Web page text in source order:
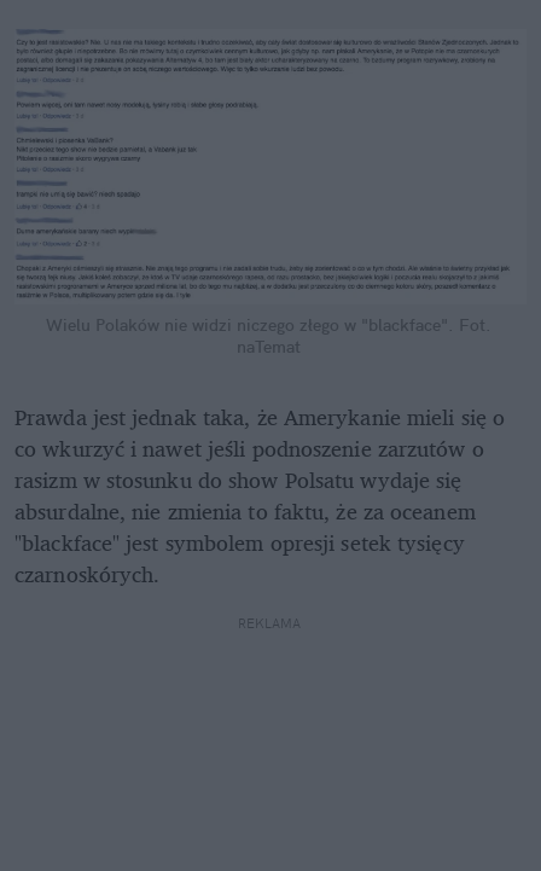
Wielu Polaków nie widzi niczego złego w "blackface". Fot.
naTemat
Prawda jest jednak taka, że Amerykanie mieli się o
co wkurzyć i nawet jeśli podnoszenie zarzutów o
rasizm w stosunku do show Polsatu wydaje się
absurdalne, nie zmienia to faktu, że za oceanem
"blackface" jest symbolem opresji setek tysięcy
czarnoskórych.
REKLAMA